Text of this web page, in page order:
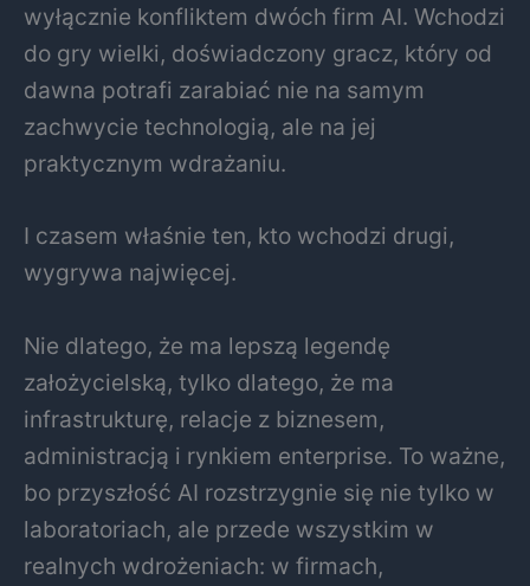
wyłącznie konfliktem dwóch firm AI. Wchodzi
do gry wielki, doświadczony gracz, który od
dawna potrafi zarabiać nie na samym
zachwycie technologią, ale na jej
praktycznym wdrażaniu.
I czasem właśnie ten, kto wchodzi drugi,
wygrywa najwięcej.
Nie dlatego, że ma lepszą legendę
założycielską, tylko dlatego, że ma
infrastrukturę, relacje z biznesem,
administracją i rynkiem enterprise. To ważne,
bo przyszłość AI rozstrzygnie się nie tylko w
laboratoriach, ale przede wszystkim w
realnych wdrożeniach: w firmach,